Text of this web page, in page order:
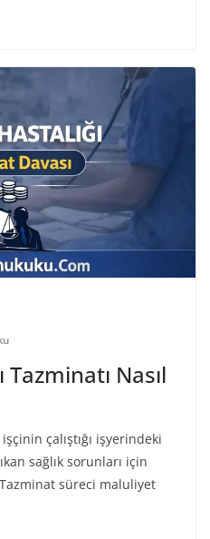
Tazminatı Nasıl
çalıştığı işyerindeki
sağlık sorunları için
süreci maluliyet